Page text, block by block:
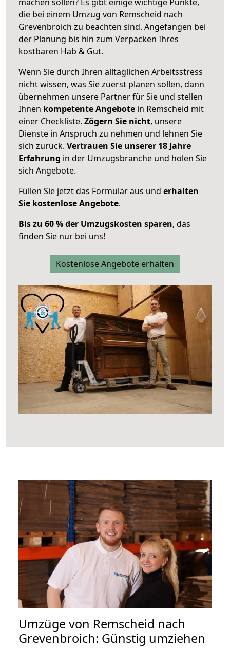
die bei einem Umzug von Remscheid nach
Grevenbroich zu beachten sind. Angefangen bei
der Planung bis hin zum Verpacken Ihres
kostbaren Hab & Gut.
Wenn Sie durch Ihren alltäglichen Arbeitsstress
nicht wissen, was Sie zuerst planen sollen, dann
übernehmen unsere Partner für Sie und stellen
Ihnen kompetente Angebote in Remscheid mit
einer Checkliste. Zögern Sie nicht, unsere
Dienste in Anspruch zu nehmen und lehnen Sie
sich zurück. Vertrauen Sie unserer 18 Jahre
Erfahrung in der Umzugsbranche und holen Sie
sich Angebote.
Füllen Sie jetzt das Formular aus und erhalten
Sie kostenlose Angebote.
Bis zu 60 % der Umzugskosten sparen, das
finden Sie nur bei uns!
Kostenlose Angebote erhalten
Umzüge von Remscheid nach
Grevenbroich: Günstig umziehen